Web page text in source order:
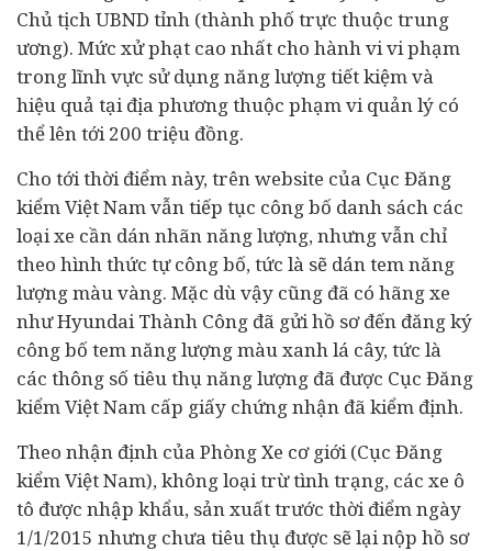
Chủ tịch UBND tỉnh (thành phố trực thuộc trung
ương). Mức xử phạt cao nhất cho hành vi vi phạm
trong lĩnh vực sử dụng năng lượng tiết kiệm và
hiệu quả tại địa phương thuộc phạm vi quản lý có
thể lên tới 200 triệu đồng.
Cho tới thời điểm này, trên website của Cục Đăng
kiểm Việt Nam vẫn tiếp tục công bố danh sách các
loại xe cần dán nhãn năng lượng, nhưng vẫn chỉ
theo hình thức tự công bố, tức là sẽ dán tem năng
lượng màu vàng. Mặc dù vậy cũng đã có hãng xe
như Hyundai Thành Công đã gửi hồ sơ đến đăng ký
công bố tem năng lượng màu xanh lá cây, tức là
các thông số tiêu thụ năng lượng đã được Cục Đăng
kiểm Việt Nam cấp giấy chứng nhận đã kiểm định.
Theo nhận định của Phòng Xe cơ giới (Cục Đăng
kiểm Việt Nam), không loại trừ tình trạng, các xe ô
tô được nhập khẩu, sản xuất trước thời điểm ngày
1/1/2015 nhưng chưa tiêu thụ được sẽ lại nộp hồ sơ